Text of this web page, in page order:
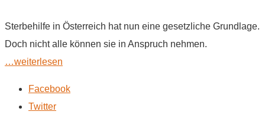
Sterbehilfe in Österreich hat nun eine gesetzliche Grundlage.
Doch nicht alle können sie in Anspruch nehmen.
…weiterlesen
Facebook
Twitter